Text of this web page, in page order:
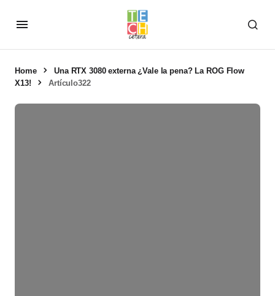
Home
Una RTX 3080 externa ¿Vale la pena? La ROG Flow
X13!
Artículo322